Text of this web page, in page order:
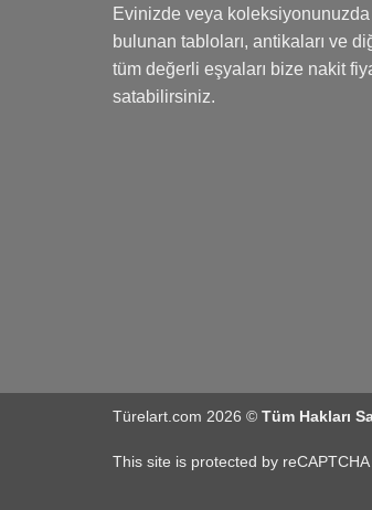
Evinizde veya koleksiyonunuzda
bulunan tabloları, antikaları ve
tüm değerli eşyaları bize nakit
satabilirsiniz.
Türelart.com 2026 © Tüm Hakları
This site is protected by